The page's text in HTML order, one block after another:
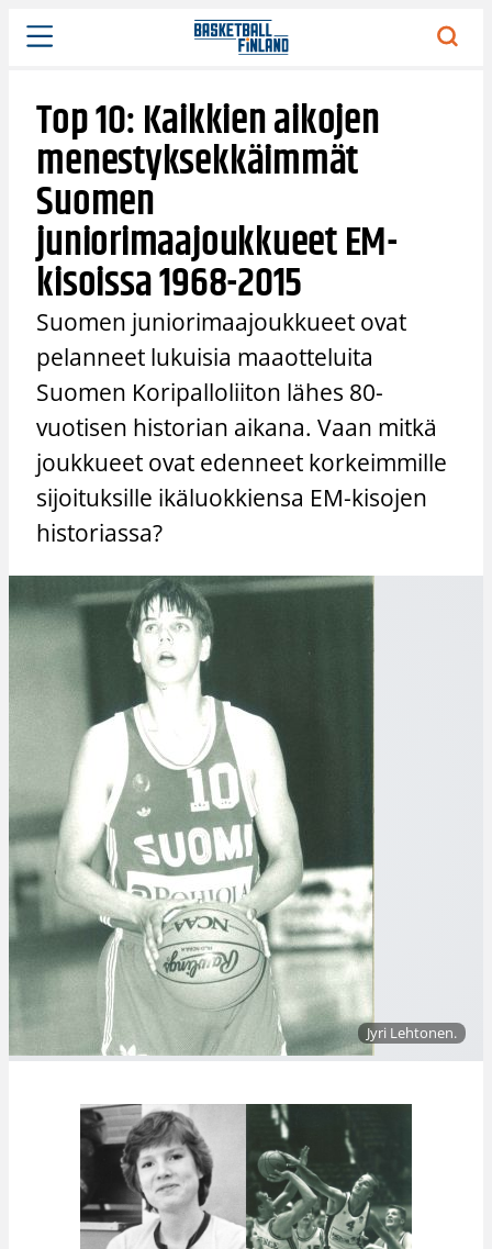
Siirry
sisältöön
Top 10: Kaikkien aikojen
menestyksekkäimmät
Suomen
juniorimaajoukkueet EM-
kisoissa 1968-2015
Suomen juniorimaajoukkueet ovat
pelanneet lukuisia maaotteluita
Suomen Koripalloliiton lähes 80-
vuotisen historian aikana. Vaan mitkä
joukkueet ovat edenneet korkeimmille
sijoituksille ikäluokkiensa EM-kisojen
historiassa?
Jyri Lehtonen.